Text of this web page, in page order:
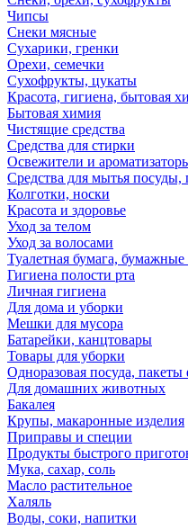
Чипсы
Снеки мясные
Сухарики, гренки
Орехи, семечки
Сухофрукты, цукаты
Красота, гигиена, бытовая
Бытовая химия
Чистящие средства
Средства для стирки
Освежители и
Средства для мытья
Колготки, носки
Красота и здоровье
Уход за телом
Уход за волосами
Туалетная бумага,
Гигиена полости рта
Личная гигиена
Для дома и уборки
Мешки для мусора
Батарейки, канцтовары
Товары для уборки
Одноразовая посуда,
Для домашних животных
Бакалея
Крупы, макаронные изделия
Приправы и специи
Продукты быстрого
Мука, сахар, соль
Масло растительное
Халяль
Воды, соки, напитки